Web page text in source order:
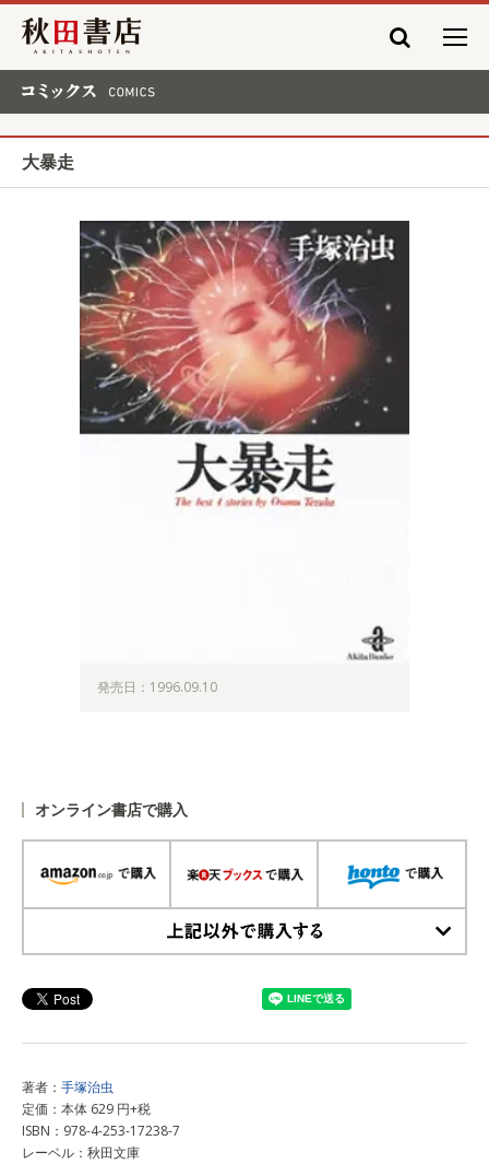
秋田書店
大暴走
発売日：1996.09.10
オンライン書店で購入
著者： 手塚治虫
定価：本体 629 円+税
ISBN：978-4-253-17238-7
レーベル：秋田文庫